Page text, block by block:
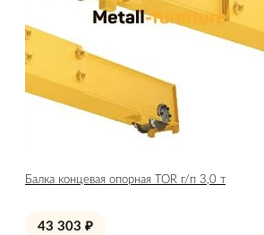
Балка концевая опорная TOR г/п 3,0 т
43 303 ₽